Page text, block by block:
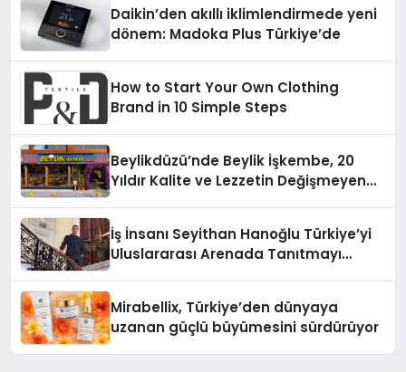
Daikin’den akıllı iklimlendirmede yeni
dönem: Madoka Plus Türkiye’de
How to Start Your Own Clothing
Brand in 10 Simple Steps
Beylikdüzü’nde Beylik İşkembe, 20
Yıldır Kalite ve Lezzetin Değişmeyen
İş İnsanı Seyithan Hanoğlu Türkiye’yi
Uluslararası Arenada Tanıtmayı
Mirabellix, Türkiye’den dünyaya
uzanan güçlü büyümesini sürdürüyor